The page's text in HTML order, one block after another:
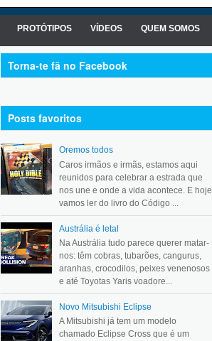
PROTÓTIPOS VÍDEOS QUEM SOMOS
Torna-te fã no Facebook
Posts favoritos
Oremos todos
Caros irmãos e irmãs, estamos aqui
reunidos para celebrar a estrada que
nos une e onde a vida acontece. E hoje
vamos ler do livro do Código ...
Austrália é letal
Na Austrália tudo parece querer matar-
nos: têm cobras, tubarões, cangurus,
aranhas, crocodilos, peixes venenosos
e até Toyotas Yaris voadore...
Novo Mitsubishi Eclipse
A Mitsubishi já tem um modelo
chamado Eclipse Cross que é um